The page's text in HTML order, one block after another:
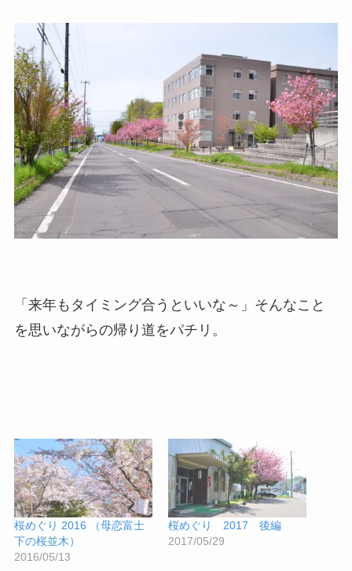
「来年もタイミング合うといいな～」そんなこと
を思いながらの帰り道をパチリ。
桜めぐり 2016 （母恋富士
下の桜並木）
2016/05/13
桜めぐり 2017 後編
2017/05/29